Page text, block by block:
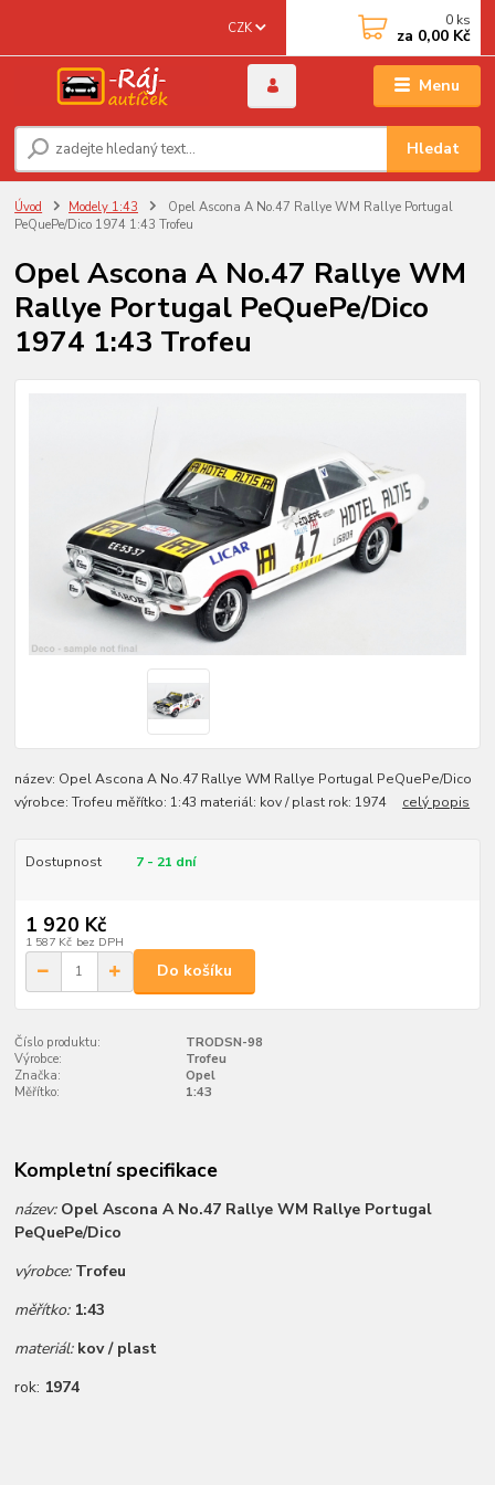
Menu
CZK
Hledat
0 ks
za 0,00 Kč
Úvod Modely 1:43
Opel Ascona A No.47 Rallye WM Rallye Portugal
PeQuePe/Dico 1974 1:43 Trofeu
Opel Ascona A No.47 Rallye WM
Rallye Portugal PeQuePe/Dico
1974 1:43 Trofeu
název: Opel Ascona A No.47 Rallye WM Rallye Portugal PeQuePe/Dico
výrobce: Trofeu měřítko: 1:43 materiál: kov / plast rok: 1974 celý popis
Dostupnost 7 - 21 dní
1 920 Kč
1 587 Kč bez DPH
Do košíku
Číslo produktu:
TRODSN-98
Výrobce:
Trofeu
Značka:
Opel
Měřítko:
1:43
Kompletní specifikace
název: Opel Ascona A No.47 Rallye WM Rallye Portugal
PeQuePe/Dico
výrobce: Trofeu
měřítko: 1:43
materiál: kov / plast
rok: 1974